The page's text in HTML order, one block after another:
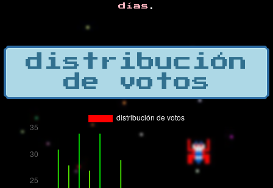
días .
distribución
de votos